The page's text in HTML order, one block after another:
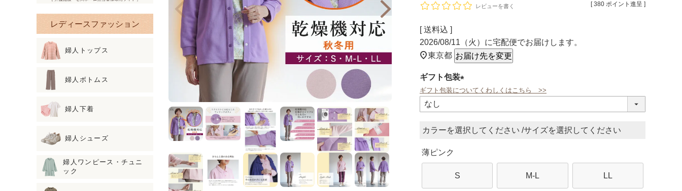
レディースファッション
婦人トップス
婦人ボトムス
婦人下着
婦人シューズ
婦人ワンピース・チュニ
ック
[ 380 ポイント進呈 ]
レビューを書く
送料込
2026/08/11（火） に宅配便でお届けします。
東京都 お届け先を変更
ギフト包装
(必
ギフト包装についてくわしくはこちら >>
カラー サイズ
薄ピンク
S M-L LL